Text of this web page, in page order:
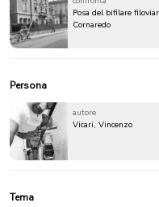
Posa del bifilare
Cornaredo
Persona
autore
Vicari, Vincenzo
Tema